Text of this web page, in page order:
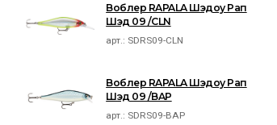
Воблер RAPALA Шэдоу Рап
Шэд 09 /CLN
арт.: SDRS09-CLN
Воблер RAPALA Шэдоу Рап
Шэд 09 /BAP
арт.: SDRS09-BAP